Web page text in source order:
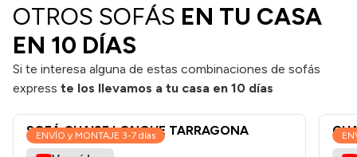
OTROS SOFÁS EN TU CASA
EN 10 DÍAS
Si te interesa alguna de estas combinaciones de sofás
express te los llevamos a tu casa en 10 días
ENVÍO y MONTAJE 3-7 días
SOFÁ CHAISE LONGUE TARRAGONA